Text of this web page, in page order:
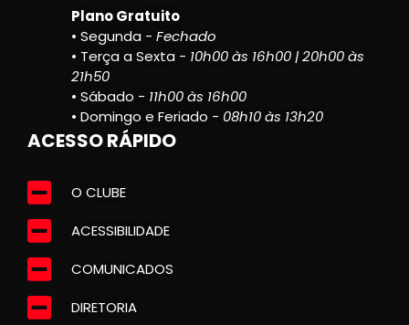
Plano Gratuito
• Segunda - Fechado
• Terça a Sexta - 10h00 às 16h00 | 20h00 às
21h50
• Sábado - 11h00 às 16h00
• Domingo e Feriado - 08h10 às 13h20
ACESSO RÁPIDO
O CLUBE
ACESSIBILIDADE
COMUNICADOS
DIRETORIA